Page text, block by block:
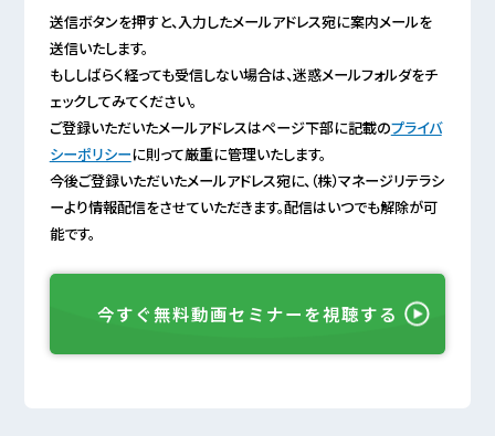
送信ボタンを押すと、入力したメールアドレス宛に案内メールを
送信いたします。
もししばらく経っても受信しない場合は、迷惑メールフォルダをチ
ェックしてみてください。
ご登録いただいたメールアドレスはページ下部に記載のプライバ
シーポリシーに則って厳重に管理いたします。
今後ご登録いただいたメールアドレス宛に、（株）マネージリテラシ
ーより情報配信をさせていただきます。配信はいつでも解除が可
能です。